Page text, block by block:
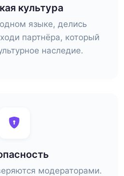
культура
языке, делись
партнёра, который
наследие.
модераторами.